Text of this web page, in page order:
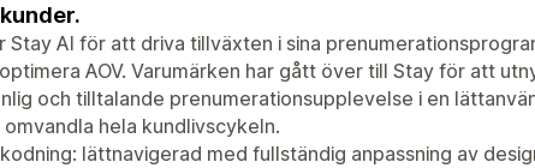
AI för att driva tillväxten i sina
AOV. Varumärken har gått över till Stay för att
och tilltalande prenumerationsupplevelse i en
hela kundlivscykeln.
lättnavigerad med fullständig anpassning av